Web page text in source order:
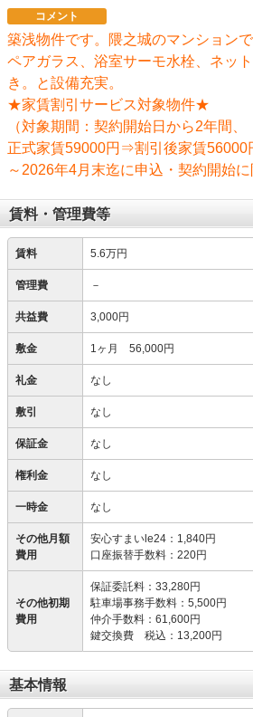
コメント
築浅物件です。隈之城のマンションで
ペアガラス、浴室サーモ水栓、ネッ
き。と設備充実。
★家賃割引サービス対象物件★
（対象期間：契約開始日から2年間、
正式家賃59000円⇒割引後家賃56000
～2026年4月末迄に申込・契約開始に
賃料・管理費等
賃料 5.6万円
管理費 －
共益費 3,000円
敷金 1ヶ月 56,000円
礼金 なし
敷引 なし
保証金 なし
権利金 なし
一時金 なし
その他月額
費用
安心すまいle24 ： 1,840円
口座振替手数料 ： 220円
その他初期
費用
保証委託料 ： 33,280円
駐車場事務手数料 ： 5,500円
仲介手数料 ： 61,600円
鍵交換費 税込 ： 13,200円
基本情報